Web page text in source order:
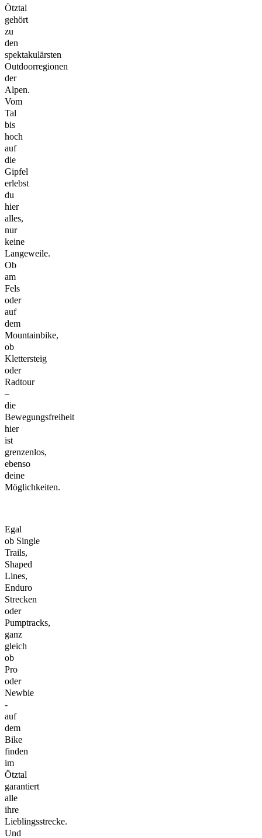
Ötztal
gehört
zu
den
spektakulärsten
Outdoorregionen
der
Alpen.
Vom
Tal
bis
hoch
auf
die
Gipfel
erlebst
du
hier
alles,
nur
keine
Langeweile.
Ob
am
Fels
oder
auf
dem
Mountainbike,
ob
Klettersteig
oder
Radtour
–
die
Bewegungsfreiheit
hier
ist
grenzenlos,
ebenso
deine
Möglichkeiten.
Egal
ob Single
Trails,
Shaped
Lines,
Enduro
Strecken
oder
Pumptracks,
ganz
gleich
ob
Pro
oder
Newbie
-
auf
dem
Bike
finden
im
Ötztal
garantiert
alle
ihre
Lieblingsstrecke.
Und